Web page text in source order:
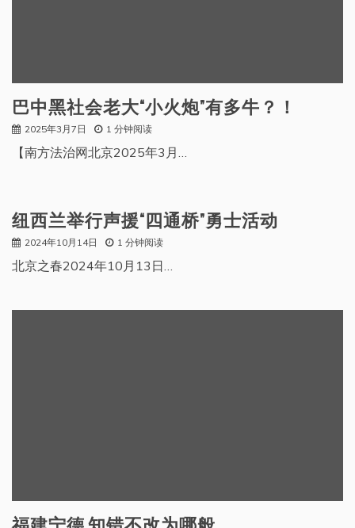
巴中黑社会老大“小火炮”有多牛？！
2025年3月7日 1 分钟阅读
【南方法治网北京2025年3月…
纽西兰举行声援“四通桥”勇士活动
2024年10月14日 1 分钟阅读
北京之春2024年10月13日…